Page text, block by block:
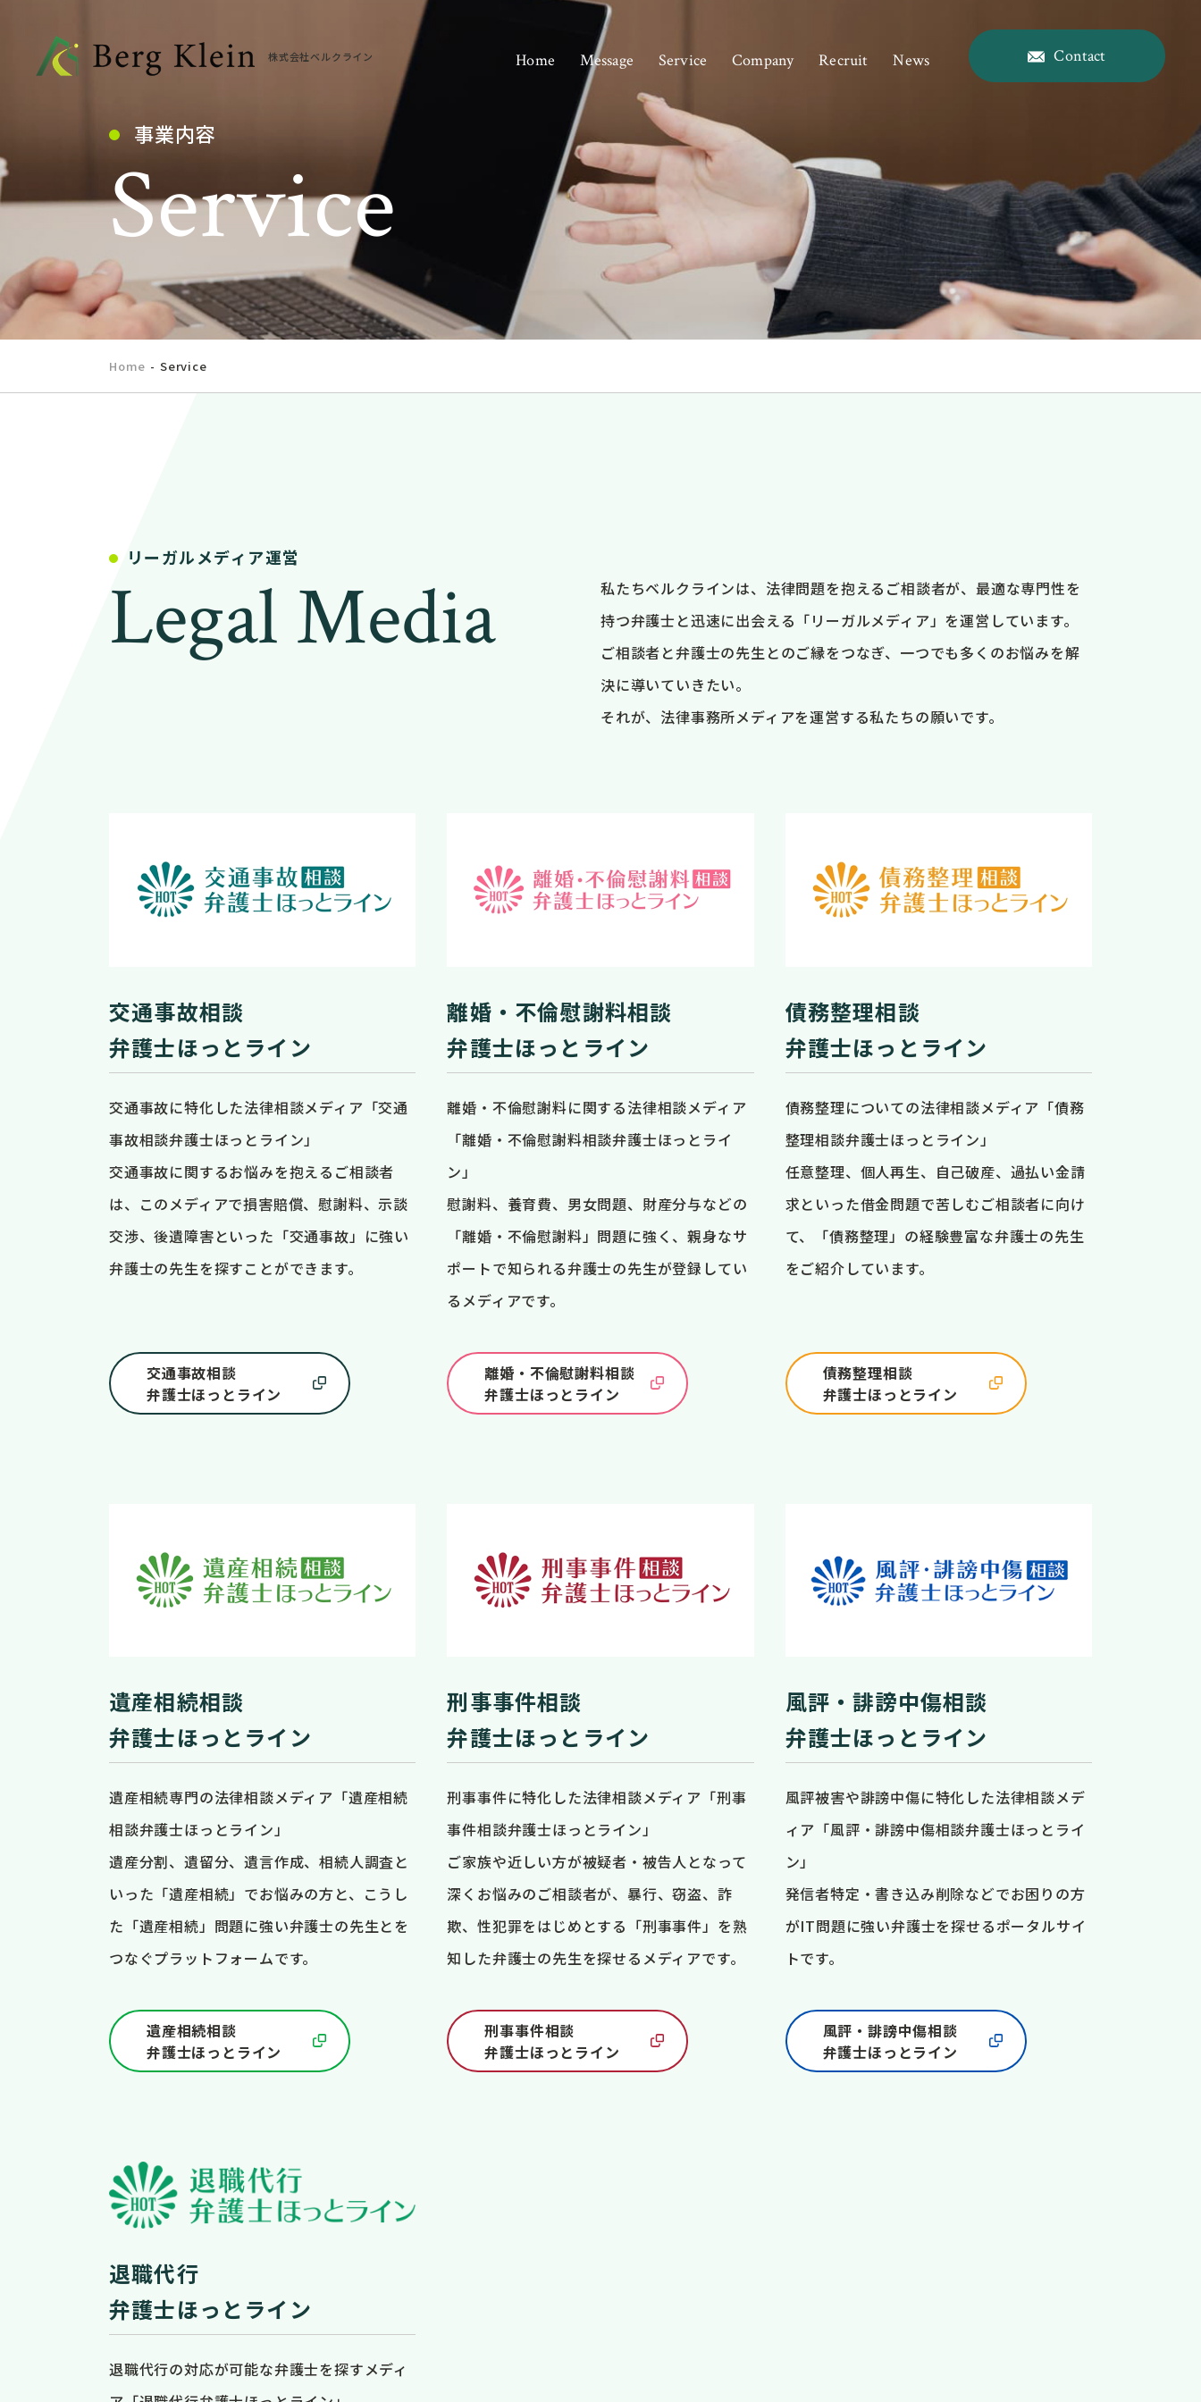
株式会社ベルクライン Home Message Service Company Recruit News Contact
事業内容
Service
Home Service
リーガルメディア運営
Legal Media
私たちベルクラインは、法律問題を抱えるご相談者が、最適な専門性を
持つ弁護士と迅速に出会える「リーガルメディア」を運営しています。
ご相談者と弁護士の先生とのご縁をつなぎ、一つでも多くのお悩みを解
決に導いていきたい。
それが、法律事務所メディアを運営する私たちの願いです。
交通事故相談
弁護士ほっとライン
交通事故に特化した法律相談メディア「交通
事故相談弁護士ほっとライン」
交通事故に関するお悩みを抱えるご相談者
は、このメディアで損害賠償、慰謝料、示談
交渉、後遺障害といった「交通事故」に強い
弁護士の先生を探すことができます。
交通事故相談
弁護士ほっとライン
離婚・不倫慰謝料相談
弁護士ほっとライン
離婚・不倫慰謝料に関する法律相談メディア
「離婚・不倫慰謝料相談弁護士ほっとライ
ン」
慰謝料、養育費、男女問題、財産分与などの
「離婚・不倫慰謝料」問題に強く、親身なサ
ポートで知られる弁護士の先生が登録してい
るメディアです。
離婚・不倫慰謝料相談
弁護士ほっとライン
債務整理相談
弁護士ほっとライン
債務整理についての法律相談メディア「債務
整理相談弁護士ほっとライン」
任意整理、個人再生、自己破産、過払い金請
求といった借金問題で苦しむご相談者に向け
て、「債務整理」の経験豊富な弁護士の先生
をご紹介しています。
債務整理相談
弁護士ほっとライン
遺産相続相談
弁護士ほっとライン
遺産相続専門の法律相談メディア「遺産相続
相談弁護士ほっとライン」
遺産分割、遺留分、遺言作成、相続人調査と
いった「遺産相続」でお悩みの方と、こうし
た「遺産相続」問題に強い弁護士の先生とを
つなぐプラットフォームです。
遺産相続相談
弁護士ほっとライン
刑事事件相談
弁護士ほっとライン
刑事事件に特化した法律相談メディア「刑事
事件相談弁護士ほっとライン」
ご家族や近しい方が被疑者・被告人となって
深くお悩みのご相談者が、暴行、窃盗、詐
欺、性犯罪をはじめとする「刑事事件」を熟
知した弁護士の先生を探せるメディアです。
刑事事件相談
弁護士ほっとライン
風評・誹謗中傷相談
弁護士ほっとライン
風評被害や誹謗中傷に特化した法律相談メデ
ィア「風評・誹謗中傷相談弁護士ほっとライ
ン」
発信者特定・書き込み削除などでお困りの方
がIT問題に強い弁護士を探せるポータルサイ
トです。
風評・誹謗中傷相談
弁護士ほっとライン
退職代行
弁護士ほっとライン
退職代行の対応が可能な弁護士を探すメディ